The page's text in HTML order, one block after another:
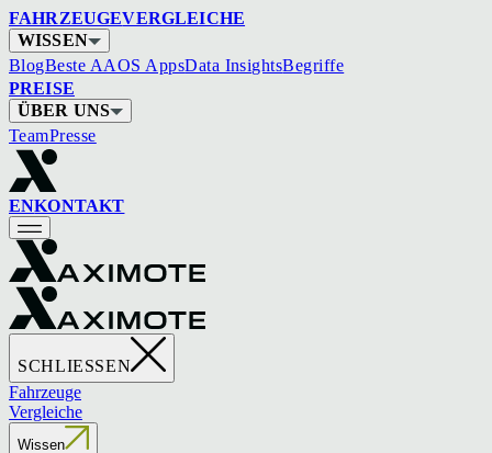
FAHRZEUGEVERGLEICHE
WISSEN
BlogBeste AAOS AppsData InsightsBegriffe
PREISE
ÜBER UNS
TeamPresse
ENKONTAKT
SCHLIESSEN
Fahrzeuge
Vergleiche
Wissen